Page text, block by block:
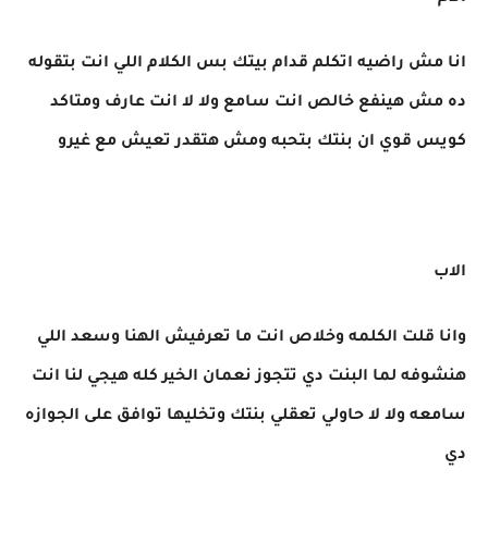
انا مش راضيه اتكلم قدام بيتك بس الكلام اللي انت بتقوله
ده مش هينفع خالص انت سامع ولا لا انت عارف ومتاكد
كويس قوي ان بنتك بتحبه ومش هتقدر تعيش مع غيرو
الاب
وانا قلت الكلمه وخلاص انت ما تعرفيش الهنا وسعد اللي
هنشوفه لما البنت دي تتجوز نعمان الخير كله هيجي لنا انت
سامعه ولا لا حاولي تعقلي بنتك وتخليها توافق على الجوازه
دي